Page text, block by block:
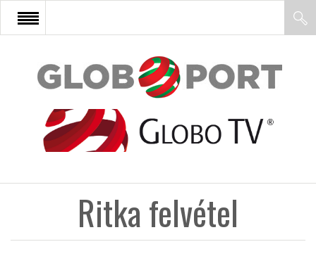
FŐOLDAL
AFRIKA
Ritka felvétel